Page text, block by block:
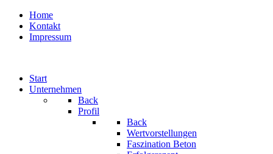
Home
Kontakt
Impressum
Start
Unternehmen
Back
Profil
Back
Wertvorstellungen
Faszination Beton